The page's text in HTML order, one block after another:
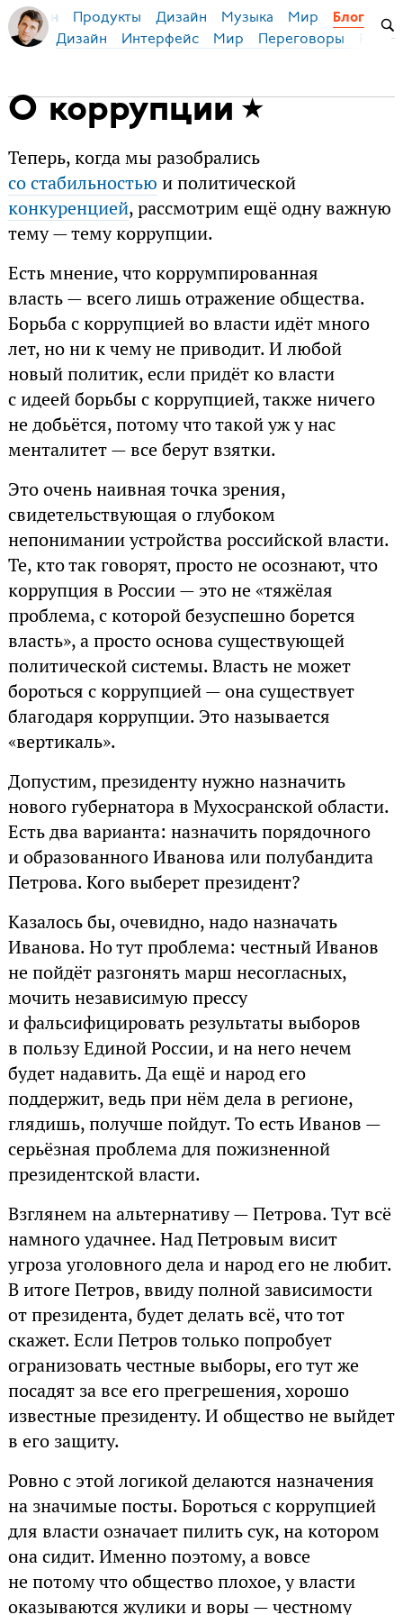
Бирман Продукты Дизайн Музыка Мир Блог
Дизайн Интерфейс Мир Переговоры
О коррупции
Теперь, когда мы разобрались
со стабильностью и политической
конкуренцией, рассмотрим ещё одну важную
тему — тему коррупции.
Есть мнение, что коррумпированная
власть — всего лишь отражение общества.
Борьба с коррупцией во власти идёт много
лет, но ни к чему не приводит. И любой
новый политик, если придёт ко власти
с идеей борьбы с коррупцией, также ничего
не добьётся, потому что такой уж у нас
менталитет — все берут взятки.
Это очень наивная точка зрения,
свидетельствующая о глубоком
непонимании устройства российской власти.
Те, кто так говорят, просто не осознают, что
коррупция в России — это не «тяжёлая
проблема, с которой безуспешно борется
власть», а просто основа существующей
политической системы. Власть не может
бороться с коррупцией — она существует
благодаря коррупции. Это называется
«вертикаль».
Допустим, президенту нужно назначить
нового губернатора в Мухосранской области.
Есть два варианта: назначить порядочного
и образованного Иванова или полубандита
Петрова. Кого выберет президент?
Казалось бы, очевидно, надо назначать
Иванова. Но тут проблема: честный Иванов
не пойдёт разгонять марш несогласных,
мочить независимую прессу
и фальсифицировать результаты выборов
в пользу Единой России, и на него нечем
будет надавить. Да ещё и народ его
поддержит, ведь при нём дела в регионе,
глядишь, получше пойдут. То есть Иванов —
серьёзная проблема для пожизненной
президентской власти.
Взглянем на альтернативу — Петрова. Тут всё
намного удачнее. Над Петровым висит
угроза уголовного дела и народ его не любит.
В итоге Петров, ввиду полной зависимости
от президента, будет делать всё, что тот
скажет. Если Петров только попробует
огранизовать честные выборы, его тут же
посадят за все его прегрешения, хорошо
известные президенту. И общество не выйдет
в его защиту.
Ровно с этой логикой делаются назначения
на значимые посты. Бороться с коррупцией
для власти означает пилить сук, на котором
она сидит. Именно поэтому, а вовсе
не потому что общество плохое, у власти
оказываются жулики и воры — честному